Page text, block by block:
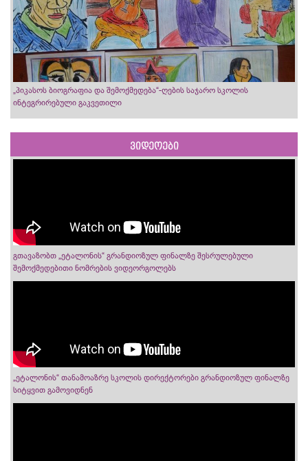
„პიკასოს ბიოგრაფია და შემოქმედება“-ღების საჯარო სკოლის
ინტეგრირებული გაკვეთილი
ვიდეოები
გთავაზობთ „ეტალონის“ გრანდიოზულ ფინალზე შესრულებული
შემოქმედებითი ნომრების ვიდეორგოლებს
„ეტალონის“ თანამოაზრე სკოლის დირექტორები გრანდიოზულ ფინალზე
სიტყვით გამოვიდნენ